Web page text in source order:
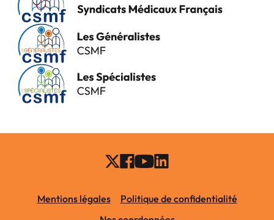
Mentions légales
Politique de confidentialité